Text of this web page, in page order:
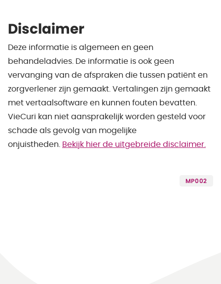
Disclaimer
Deze informatie is algemeen en geen
behandeladvies. De informatie is ook geen
vervanging van de afspraken die tussen patiënt en
zorgverlener zijn gemaakt. Vertalingen zijn gemaakt
met vertaalsoftware en kunnen fouten bevatten.
VieCuri kan niet aansprakelijk worden gesteld voor
schade als gevolg van mogelijke
onjuistheden.
Bekijk hier de uitgebreide disclaimer.
MP002